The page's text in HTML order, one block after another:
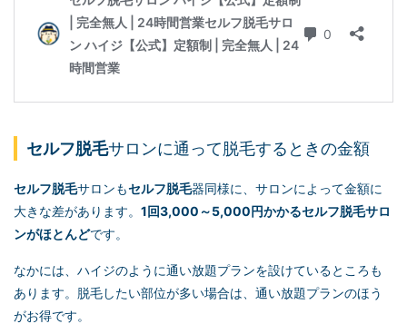
セルフ脱毛サロンに通って脱毛するときの金額
セルフ脱毛サロンもセルフ脱毛器同様に、サロンによって金額に
大きな差があります。 1回3,000～5,000円かかるセルフ脱毛サロ
ンがほとんどです。
なかには、ハイジのように通い放題プランを設けているところも
あります。脱毛したい部位が多い場合は、通い放題プランのほう
がお得です。